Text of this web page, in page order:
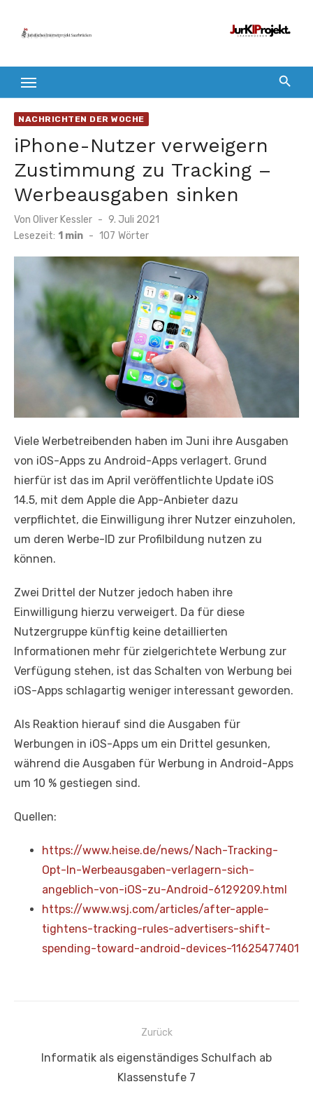
Inhalt
NACHRICHTEN DER WOCHE
iPhone-Nutzer verweigern
Zustimmung zu Tracking –
Werbeausgaben sinken
Von Oliver Kessler
Veröffentlicht
am
9. Juli 2021
Lesezeit: 1 min - 107 Wörter
Viele Werbetreibenden haben im Juni ihre Ausgaben
von iOS-Apps zu Android-Apps verlagert. Grund
hierfür ist das im April veröffentlichte Update iOS
14.5, mit dem Apple die App-Anbieter dazu
verpflichtet, die Einwilligung ihrer Nutzer einzuholen,
um deren Werbe-ID zur Profilbildung nutzen zu
können.
Zwei Drittel der Nutzer jedoch haben ihre
Einwilligung hierzu verweigert. Da für diese
Nutzergruppe künftig keine detaillierten
Informationen mehr für zielgerichtete Werbung zur
Verfügung stehen, ist das Schalten von Werbung bei
iOS-Apps schlagartig weniger interessant geworden.
Als Reaktion hierauf sind die Ausgaben für
Werbungen in iOS-Apps um ein Drittel gesunken,
während die Ausgaben für Werbung in Android-Apps
um 10 % gestiegen sind.
Quellen:
https://www.heise.de/news/Nach-Tracking-
Opt-In-Werbeausgaben-verlagern-sich-
angeblich-von-iOS-zu-Android-6129209.html
https://www.wsj.com/articles/after-apple-
tightens-tracking-rules-advertisers-shift-
spending-toward-android-devices-11625477401
Beitragsnavigation
Zurück
Vorheriger
Informatik als eigenständiges Schulfach ab
Klassenstufe 7